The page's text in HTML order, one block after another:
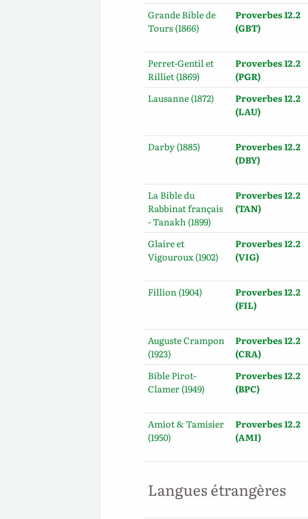
Grande Bible de
Tours (1866)
Proverbes 12.2
(GBT)
Perret-Gentil et
Rilliet (1869)
Proverbes 12.2
(PGR)
Lausanne (1872)
Proverbes 12.2
(LAU)
Darby (1885)
Proverbes 12.2
(DBY)
La Bible du
Rabbinat français
- Tanakh (1899)
Proverbes 12.2
(TAN)
Glaire et
Vigouroux (1902)
Proverbes 12.2
(VIG)
Fillion (1904)
Proverbes 12.2
(FIL)
Auguste Crampon
(1923)
Proverbes 12.2
(CRA)
Bible Pirot-
Clamer (1949)
Proverbes 12.2
(BPC)
Amiot & Tamisier
(1950)
Proverbes 12.2
(AMI)
Langues étrangères